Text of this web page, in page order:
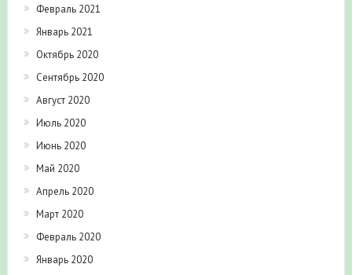
Февраль 2021
Январь 2021
Октябрь 2020
Сентябрь 2020
Август 2020
Июль 2020
Июнь 2020
Май 2020
Апрель 2020
Март 2020
Февраль 2020
Январь 2020